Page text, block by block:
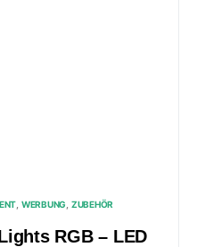
WERBUNG ZUBEHÖR
RGB – LED